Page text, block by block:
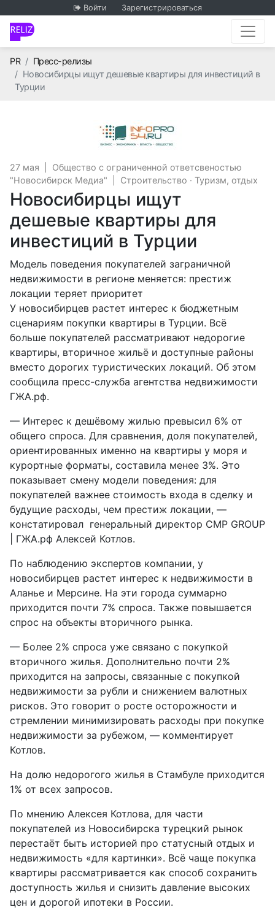
Войти Зарегистрироваться
PRГлавная
Пресс-релизы
Новосибирцы ищут дешевые квартиры для инвестиций в
Турции
27 мая
Общество с ограниченной ответсвеностью
"Новосибирск Медиа"
Строительство · Туризм, отдых
Новосибирцы ищут
дешевые квартиры для
инвестиций в Турции
Модель поведения покупателей заграничной
недвижимости в регионе меняется: престиж
локации теряет приоритет
У новосибирцев растет интерес к бюджетным
сценариям покупки квартиры в Турции. Всё
больше покупателей рассматривают недорогие
квартиры, вторичное жильё и доступные районы
вместо дорогих туристических локаций. Об этом
сообщила пресс-служба агентства недвижимости
ГЖА.рф.
— Интерес к дешёвому жилью превысил 6% от
общего спроса. Для сравнения, доля покупателей,
ориентированных именно на квартиры у моря и
курортные форматы, составила менее 3%. Это
показывает смену модели поведения: для
покупателей важнее стоимость входа в сделку и
будущие расходы, чем престиж локации, —
констатировал генеральный директор CMP GROUP
| ГЖА.рф Алексей Котлов.
По наблюдению экспертов компании, у
новосибирцев растет интерес к недвижимости в
Аланье и Мерсине. На эти города суммарно
приходится почти 7% спроса. Также повышается
спрос на объекты вторичного рынка.
— Более 2% спроса уже связано с покупкой
вторичного жилья. Дополнительно почти 2%
приходится на запросы, связанные с покупкой
недвижимости за рубли и снижением валютных
рисков. Это говорит о росте осторожности и
стремлении минимизировать расходы при покупке
недвижимости за рубежом, — комментирует
Котлов.
На долю недорогого жилья в Стамбуле приходится
1% от всех запросов.
По мнению Алексея Котлова, для части
покупателей из Новосибирска турецкий рынок
перестаёт быть историей про статусный отдых и
недвижимость «для картинки». Всё чаще покупка
квартиры рассматривается как способ сохранить
доступность жилья и снизить давление высоких
цен и дорогой ипотеки в России.